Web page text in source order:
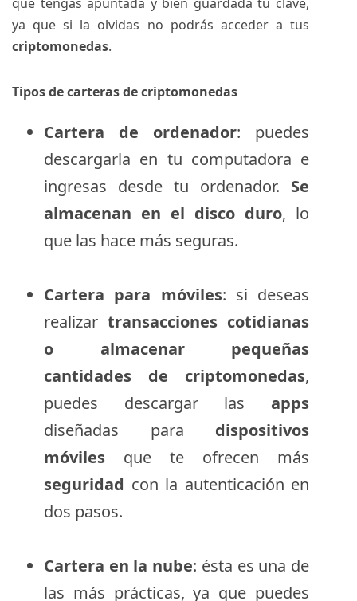
ya que si la olvidas no podrás acceder a tus
criptomonedas.
Tipos de carteras de criptomonedas
Cartera de ordenador: puedes
descargarla en tu computadora e
ingresas desde tu ordenador. Se
almacenan en el disco duro, lo
que las hace más seguras.
Cartera para móviles: si deseas
realizar transacciones cotidianas
o almacenar pequeñas
cantidades de criptomonedas,
puedes descargar las apps
diseñadas para dispositivos
móviles que te ofrecen más
seguridad con la autenticación en
dos pasos.
Cartera en la nube: ésta es una de
las más prácticas, ya que puedes